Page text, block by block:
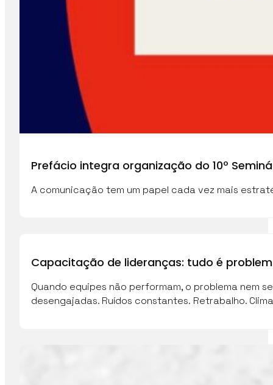
Prefácio integra organização do 10º
A comunicação tem um papel cada vez mais
Capacitação de lideranças: tudo é
Quando equipes não performam, o problema nem
desengajadas. Ruídos constantes. Retrabalho.